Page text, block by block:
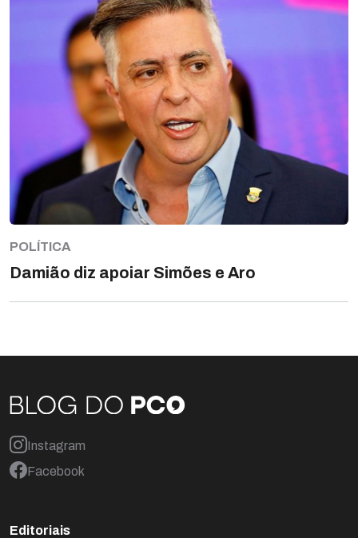
POLÍTICA
Damião diz apoiar Simões e Aro
Instagram
Facebook
Editoriais